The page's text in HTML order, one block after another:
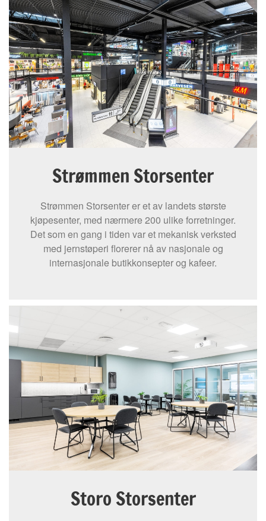
Strømmen Storsenter
Strømmen Storsenter er et av landets største
kjøpesenter, med nærmere 200 ulike forretninger.
Det som en gang i tiden var et mekanisk verksted
med jernstøperi florerer nå av nasjonale og
internasjonale butikkonsepter og kafeer.
Storo Storsenter